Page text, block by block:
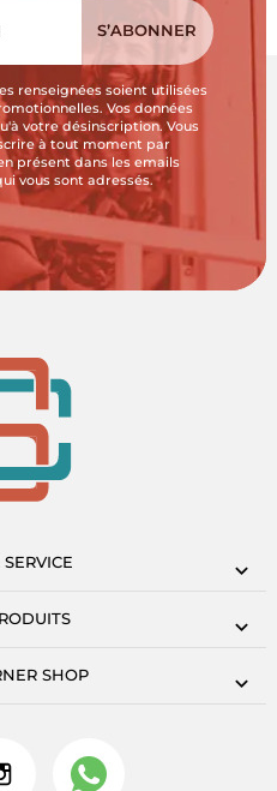
renseignées soient utilisées
Vos données
votre désinscription. Vous
à tout moment par
présent dans les emails
vous sont adressés.
SHOP